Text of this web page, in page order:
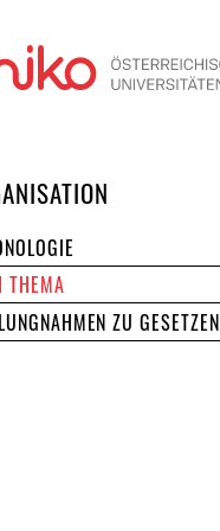
THEMA
ZU GESETZEN